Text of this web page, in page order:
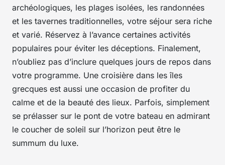
archéologiques, les plages isolées, les randonnées
et les tavernes traditionnelles, votre séjour sera riche
et varié. Réservez à l’avance certaines activités
populaires pour éviter les déceptions. Finalement,
n’oubliez pas d’inclure quelques jours de repos dans
votre programme. Une croisière dans les îles
grecques est aussi une occasion de profiter du
calme et de la beauté des lieux. Parfois, simplement
se prélasser sur le pont de votre bateau en admirant
le coucher de soleil sur l’horizon peut être le
summum du luxe.